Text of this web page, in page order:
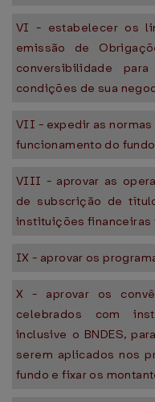
VI - estabelecer os
emissão de
conversibilidade
condições de sua
VII - expedir as
funcionamento do
VIII - aprovar as
de subscrição de
instituições financeiras
IX - aprovar os
X - aprovar os
celebrados com
inclusive o BNDES,
serem aplicados nos
fundo e fixar os